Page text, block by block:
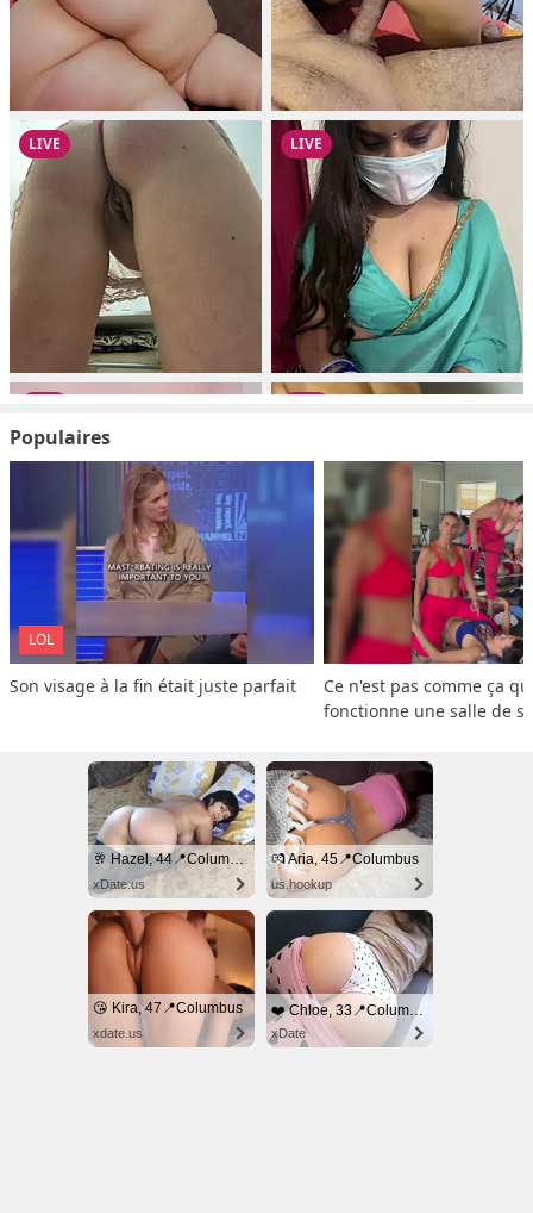
Populaires
LOL
Son visage à la fin était juste parfait
Ce n'est pas comme ça
fonctionne une salle de